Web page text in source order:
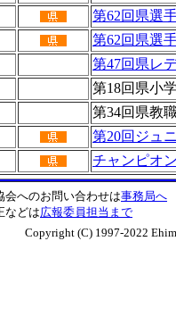
第62回県選
第62回県選
第47回県レ
第18回県小
第34回県教
第20回ジュ
チャンピオ
会へのお問い合わせは事務局へ
などは広報委員担当まで
Copyright (C) 1997-2022